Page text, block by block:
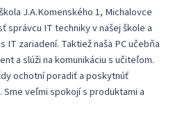
J.A.Komenského 1, Michalovce
správcu IT techniky v našej škole a
IT zariadení. Taktiež naša PC učebňa
a slúži na komunikáciu s učiteľom.
ochotní poradiť a poskytnúť
veľmi spokojí s produktami a